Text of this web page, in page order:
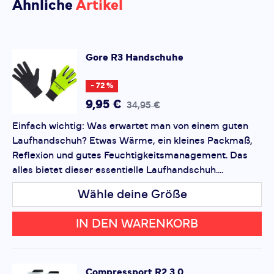
R3 Handschuhe
Deine Bewertung:
Produktbewertung
Vorname
Überschrift
Rezension
Ähnliche Artikel
Gore R3 Handschuhe
- 72 %
9,95 € 34,95 €
Einfach wichtig: Was erwartet man von einem guten
Laufhandschuh? Etwas Wärme, ein kleines Packmaß,
Reflexion und gutes Feuchtigkeitsmanagement. Das
alles bietet dieser essentielle Laufhandschuh....
Wähle deine Größe
IN DEN WARENKORB